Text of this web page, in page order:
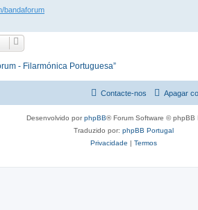
bandaforum
- Filarmónica Portuguesa”
Apagar
Contacte-nos
Desenvolvido porphpBB® Forum Software © phpBB
Traduzido por: phpBB Portugal
Privacidade | Termos